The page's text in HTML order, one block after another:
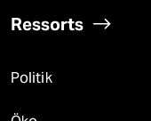
Ressorts
Politik